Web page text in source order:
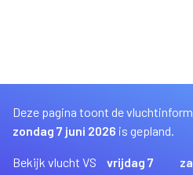
Deze pagina toont de
zondag 7 juni 2026 is gepland.
Bekijk vlucht VS
vrijdag 7